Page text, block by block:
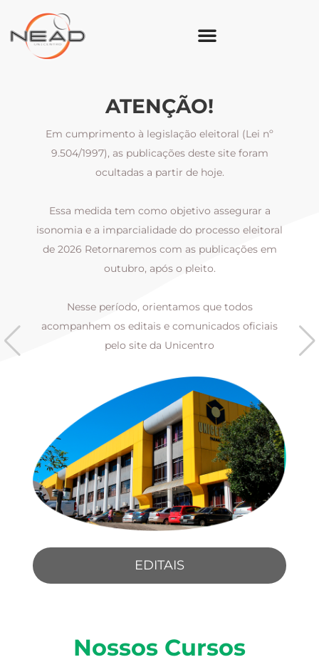
ATENÇÃO!
Em cumprimento à legislação eleitoral (Lei nº
9.504/1997), as publicações deste site foram
ocultadas a partir de hoje.
Essa medida tem como objetivo assegurar a
isonomia e a imparcialidade do processo eleitoral
de 2026 Retornaremos com as publicações em
outubro, após o pleito.
Nesse período, orientamos que todos
acompanhem os editais e comunicados oficiais
pelo site da Unicentro
EDITAIS
Nossos Cursos